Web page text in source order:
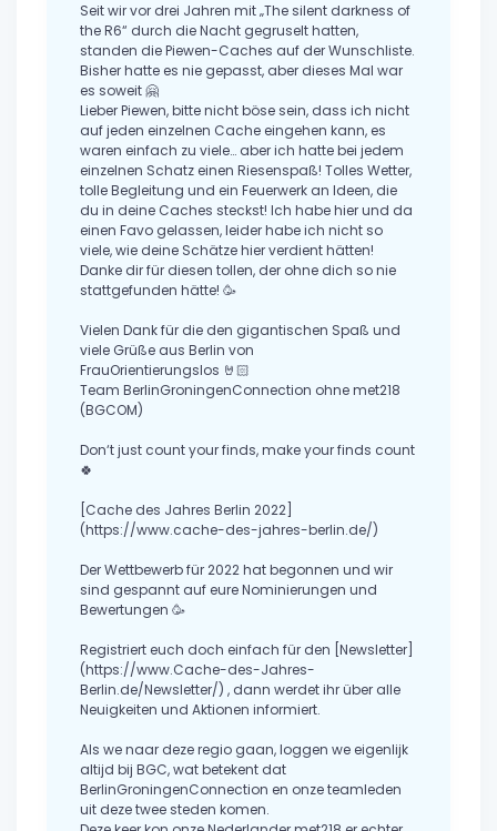
Seit wir vor drei Jahren mit „The silent darkness of
the R6“ durch die Nacht gegruselt hatten,
standen die Piewen-Caches auf der Wunschliste.
Bisher hatte es nie gepasst, aber dieses Mal war
es soweit 🤗
Lieber Piewen, bitte nicht böse sein, dass ich nicht
auf jeden einzelnen Cache eingehen kann, es
waren einfach zu viele… aber ich hatte bei jedem
einzelnen Schatz einen Riesenspaß! Tolles Wetter,
tolle Begleitung und ein Feuerwerk an Ideen, die
du in deine Caches steckst! Ich habe hier und da
einen Favo gelassen, leider habe ich nicht so
viele, wie deine Schätze hier verdient hätten!
Danke dir für diesen tollen, der ohne dich so nie
stattgefunden hätte! 🥳
Vielen Dank für die den gigantischen Spaß und
viele Grüße aus Berlin von
FrauOrientierungslos 🤘🏻
Team BerlinGroningenConnection ohne met218
(BGCOM)
Don‘t just count your finds, make your finds count
🍀
[Cache des Jahres Berlin 2022]
(https://www.cache-des-jahres-berlin.de/)
Der Wettbewerb für 2022 hat begonnen und wir
sind gespannt auf eure Nominierungen und
Bewertungen 🥳
Registriert euch doch einfach für den [Newsletter]
(https://www.Cache-des-Jahres-
Berlin.de/Newsletter/) , dann werdet ihr über alle
Neuigkeiten und Aktionen informiert.
Als we naar deze regio gaan, loggen we eigenlijk
altijd bij BGC, wat betekent dat
BerlinGroningenConnection en onze teamleden
uit deze twee steden komen.